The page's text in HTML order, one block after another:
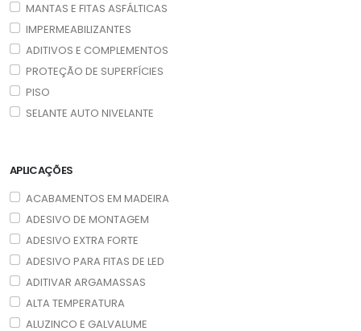
MANTAS E FITAS ASFÁLTICAS
IMPERMEABILIZANTES
ADITIVOS E COMPLEMENTOS
PROTEÇÃO DE SUPERFÍCIES
PISO
SELANTE AUTO NIVELANTE
APLICAÇÕES
ACABAMENTOS EM MADEIRA
ADESIVO DE MONTAGEM
ADESIVO EXTRA FORTE
ADESIVO PARA FITAS DE LED
ADITIVAR ARGAMASSAS
ALTA TEMPERATURA
ALUZINCO E GALVALUME